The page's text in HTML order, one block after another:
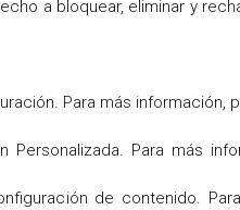
a bloquear, eliminar y
Para más información,
Personalizada. Para más
de contenido.